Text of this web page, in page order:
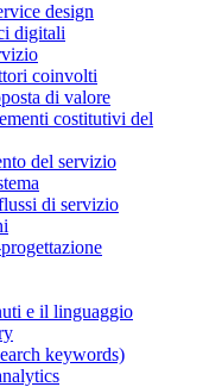
design
digitali
coinvolti
di valore
costitutivi del
del servizio
di servizio
e il linguaggio
keywords)